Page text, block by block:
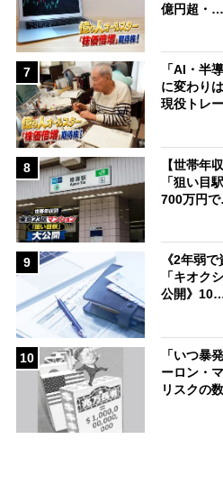
億円超・…
7
「AI・半
に変わり
現役トレ
8
【世帯年
「狙い目
700万円
9
《2年弱
「キオク
公開》
10
「いつ暴
ーロン・
リスクの